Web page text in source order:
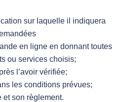
sur laquelle il indiquera
en ligne en donnant toutes
ou services choisis;
l’avoir vérifiée;
les conditions prévues;
et son règlement.